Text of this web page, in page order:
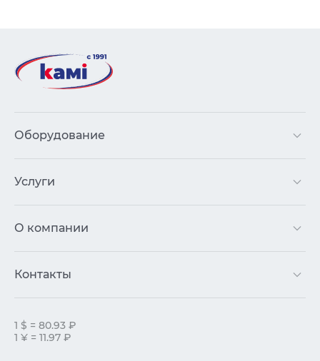
Оборудование
Услуги
О компании
Контакты
1 $ = 80.93 ₽
1 ¥ = 11.97 ₽